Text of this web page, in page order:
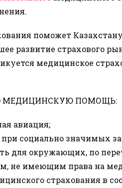
поможет
развитие страхового
медицинское
МЕДИЦИНСКУЮ ПОМОЩЬ:
авиация;
социально значимых
для окружающих, по
не имеющим права на
страхования в